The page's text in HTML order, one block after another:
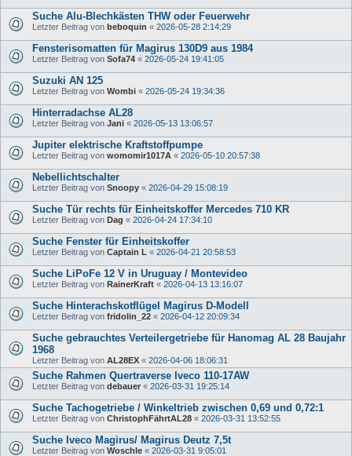
Suche Alu-Blechkästen THW oder Feuerwehr
Letzter Beitrag von beboquin « 2026-05-28 2:14:29
Fensterisomatten für Magirus 130D9 aus 1984
Letzter Beitrag von Sofa74 « 2026-05-24 19:41:05
Suzuki AN 125
Letzter Beitrag von Wombi « 2026-05-24 19:34:36
Hinterradachse AL28
Letzter Beitrag von Jani « 2026-05-13 13:06:57
Jupiter elektrische Kraftstoffpumpe
Letzter Beitrag von womomir1017A « 2026-05-10 20:57:38
Nebellichtschalter
Letzter Beitrag von Snoopy « 2026-04-29 15:08:19
Suche Tür rechts für Einheitskoffer Mercedes 710 KR
Letzter Beitrag von Dag « 2026-04-24 17:34:10
Suche Fenster für Einheitskoffer
Letzter Beitrag von Captain L « 2026-04-21 20:58:53
Suche LiPoFe 12 V in Uruguay / Montevideo
Letzter Beitrag von RainerKraft « 2026-04-13 13:16:07
Suche Hinterachskotflügel Magirus D-Modell
Letzter Beitrag von fridolin_22 « 2026-04-12 20:09:34
Suche gebrauchtes Verteilergetriebe für Hanomag AL 28 Baujahr
1968
Letzter Beitrag von AL28EX « 2026-04-06 18:06:31
Suche Rahmen Quertraverse Iveco 110-17AW
Letzter Beitrag von debauer « 2026-03-31 19:25:14
Suche Tachogetriebe / Winkeltrieb zwischen 0,69 und 0,72:1
Letzter Beitrag von ChristophFährtAL28 « 2026-03-31 13:52:55
Suche Iveco Magirus/ Magirus Deutz 7,5t
Letzter Beitrag von Woschle « 2026-03-31 9:05:01